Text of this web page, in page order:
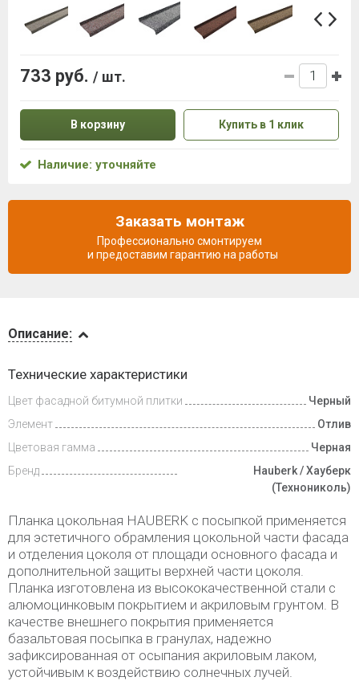
и оплата
Описание:
Технические характеристики
Цвет фасадной битумной плитки
Черный
Элемент
Отлив
Цветовая гамма
Черная
Бренд
Hauberk / Хауберк
(Технониколь)
Планка цокольная HAUBERK с посыпкой применяется
для эстетичного обрамления цокольной части фасада
и отделения цоколя от площади основного фасада и
дополнительной защиты верхней части цоколя.
Планка изготовлена из высококачественной стали с
алюмоцинковым покрытием и акриловым грунтом. В
качестве внешнего покрытия применяется
базальтовая посыпка в гранулах, надежно
зафиксированная от осыпания акриловым лаком,
устойчивым к воздействию солнечных лучей.
733 руб. / шт.
В корзину Купить в 1 клик
Наличие: уточняйте
Заказать монтаж
Профессионально смонтируем
и предоставим гарантию на работы